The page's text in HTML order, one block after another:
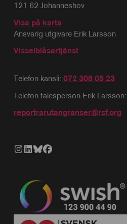
121 62 Johanneshov
Visa på karta
Ansvarig utgivare Erik Larsson
Visselblåsartjänst
Telefon kansli: 072 308 05 23
Telefon talesperson Erik Larsson:
reportrarutangranser@rsf.org